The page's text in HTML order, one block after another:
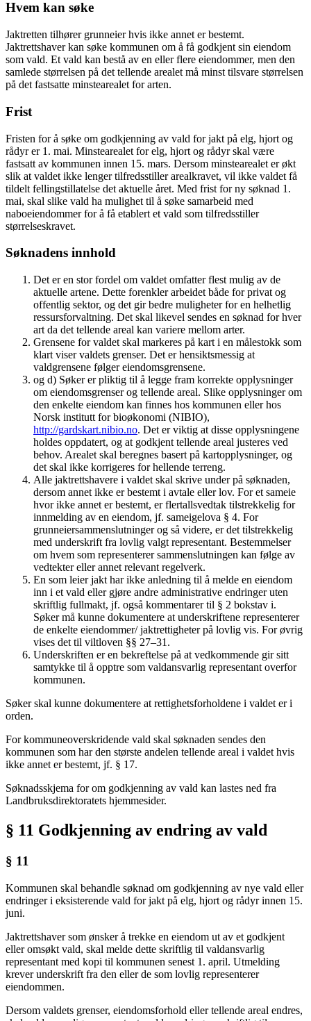
Hvem kan søke
Jaktretten tilhører grunneier hvis ikke annet er bestemt.
Jaktrettshaver kan søke kommunen om å få godkjent sin eiendom
som vald. Et vald kan bestå av en eller flere eiendommer, men den
samlede størrelsen på det tellende arealet må minst tilsvare størrelsen
på det fastsatte minstearealet for arten.
Frist
Fristen for å søke om godkjenning av vald for jakt på elg, hjort og
rådyr er 1. mai. Minstearealet for elg, hjort og rådyr skal være
fastsatt av kommunen innen 15. mars. Dersom minstearealet er økt
slik at valdet ikke lenger tilfredsstiller arealkravet, vil ikke valdet få
tildelt fellingstillatelse det aktuelle året. Med frist for ny søknad 1.
mai, skal slike vald ha mulighet til å søke samarbeid med
naboeiendommer for å få etablert et vald som tilfredsstiller
størrelseskravet.
Søknadens innhold
Det er en stor fordel om valdet omfatter flest mulig av de
aktuelle artene. Dette forenkler arbeidet både for privat og
offentlig sektor, og det gir bedre muligheter for en helhetlig
ressursforvaltning. Det skal likevel sendes en søknad for hver
art da det tellende areal kan variere mellom arter.
Grensene for valdet skal markeres på kart i en målestokk som
klart viser valdets grenser. Det er hensiktsmessig at
valdgrensene følger eiendomsgrensene.
og d) Søker er pliktig til å legge fram korrekte opplysninger
om eiendomsgrenser og tellende areal. Slike opplysninger om
den enkelte eiendom kan finnes hos kommunen eller hos
Norsk institutt for bioøkonomi (NIBIO),
http://gardskart.nibio.no. Det er viktig at disse opplysningene
holdes oppdatert, og at godkjent tellende areal justeres ved
behov. Arealet skal beregnes basert på kartopplysninger, og
det skal ikke korrigeres for hellende terreng.
Alle jaktrettshavere i valdet skal skrive under på søknaden,
dersom annet ikke er bestemt i avtale eller lov. For et sameie
hvor ikke annet er bestemt, er flertallsvedtak tilstrekkelig for
innmelding av en eiendom, jf. sameigelova § 4. For
grunneiersammenslutninger og så videre, er det tilstrekkelig
med underskrift fra lovlig valgt representant. Bestemmelser
om hvem som representerer sammenslutningen kan følge av
vedtekter eller annet relevant regelverk.
En som leier jakt har ikke anledning til å melde en eiendom
inn i et vald eller gjøre andre administrative endringer uten
skriftlig fullmakt, jf. også kommentarer til § 2 bokstav i.
Søker må kunne dokumentere at underskriftene representerer
de enkelte eiendommer/ jaktrettigheter på lovlig vis. For øvrig
vises det til viltloven §§ 27–31.
Underskriften er en bekreftelse på at vedkommende gir sitt
samtykke til å opptre som valdansvarlig representant overfor
kommunen.
Søker skal kunne dokumentere at rettighetsforholdene i valdet er i
orden.
For kommuneoverskridende vald skal søknaden sendes den
kommunen som har den største andelen tellende areal i valdet hvis
ikke annet er bestemt, jf. § 17.
Søknadsskjema for om godkjenning av vald kan lastes ned fra
Landbruksdirektoratets hjemmesider.
§ 11 Godkjenning av endring av vald
§ 11
Kommunen skal behandle søknad om godkjenning av nye vald eller
endringer i eksisterende vald for jakt på elg, hjort og rådyr innen 15.
juni.
Jaktrettshaver som ønsker å trekke en eiendom ut av et godkjent
eller omsøkt vald, skal melde dette skriftlig til valdansvarlig
representant med kopi til kommunen senest 1. april. Utmelding
krever underskrift fra den eller de som lovlig representerer
eiendommen.
Dersom valdets grenser, eiendomsforhold eller tellende areal endres,